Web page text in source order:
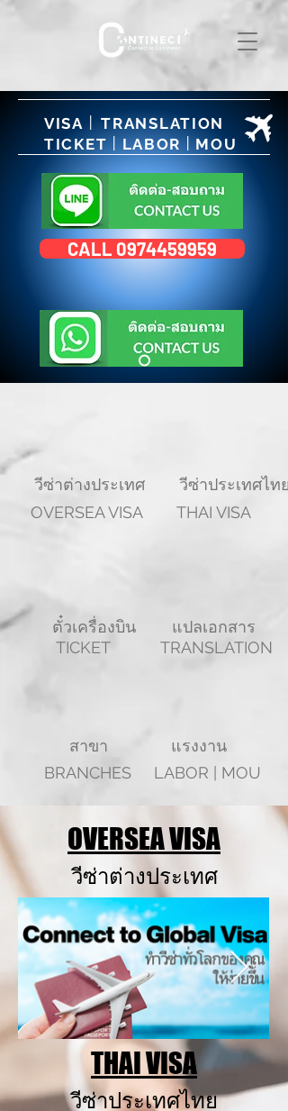
VISA |TRANSLATION
TICKET
LABOR MOU
CALL 0974459959
วีซ่าต่างประเทศ
OVERSEA VISA
ตั๋วเครื่องบิน
TICKET
สาขา
BRANCHES
วีซ่าประเทศไทย
THAI VISA
แปลเอกสาร
TRANSLATION
แรงงาน
LABOR | MOU
OVERSEA VISA
วีซ่าต่างประเทศ
THAI VISA
วีซ่าประเทศไทย